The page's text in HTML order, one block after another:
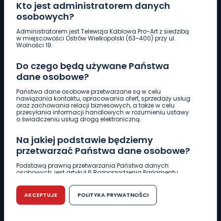
Kto jest administratorem danych
osobowych?
Administratorem jest Telewizja Kablowa Pro-Art z siedzibą
w miejscowości Ostrów Wielkopolski (63-400) przy ul.
Wolności 19.
Do czego będą używane Państwa
dane osobowe?
Państwa dane osobowe przetwarzane są w celu
nawiązania kontaktu, opracowania ofert, sprzedaży usług
oraz zachowania relacji biznesowych, a także w celu
przesyłania informacji handlowych w rozumieniu ustawy
o świadczeniu usług drogą elektroniczną.
Na jakiej podstawie będziemy
przetwarzać Państwa dane osobowe?
Podstawą prawną przetwarzania Państwa danych
osobowych, jest artykuł 6 Rozporządzenia Parlamentu
r. w sprawie ochrony osób fizycznych w związku z
przetwarzaniem danych osobowych w sprawie
swobodnego przepływu takich danych oraz uchylenia
dyrektywy 95/46/WE (RODO).
AKCEPTUJE POLITYKA PRYWATNOŚCI
Pobierz logotyp
LINIA INTERWENCYJNA
661 997 997
REDAKCJA
62 735 22 22redakcja@wlkp24.info
62 735 01 85 reklama@wlkp24.info
WIADOMOŚCI
CIEKAWOSTKI